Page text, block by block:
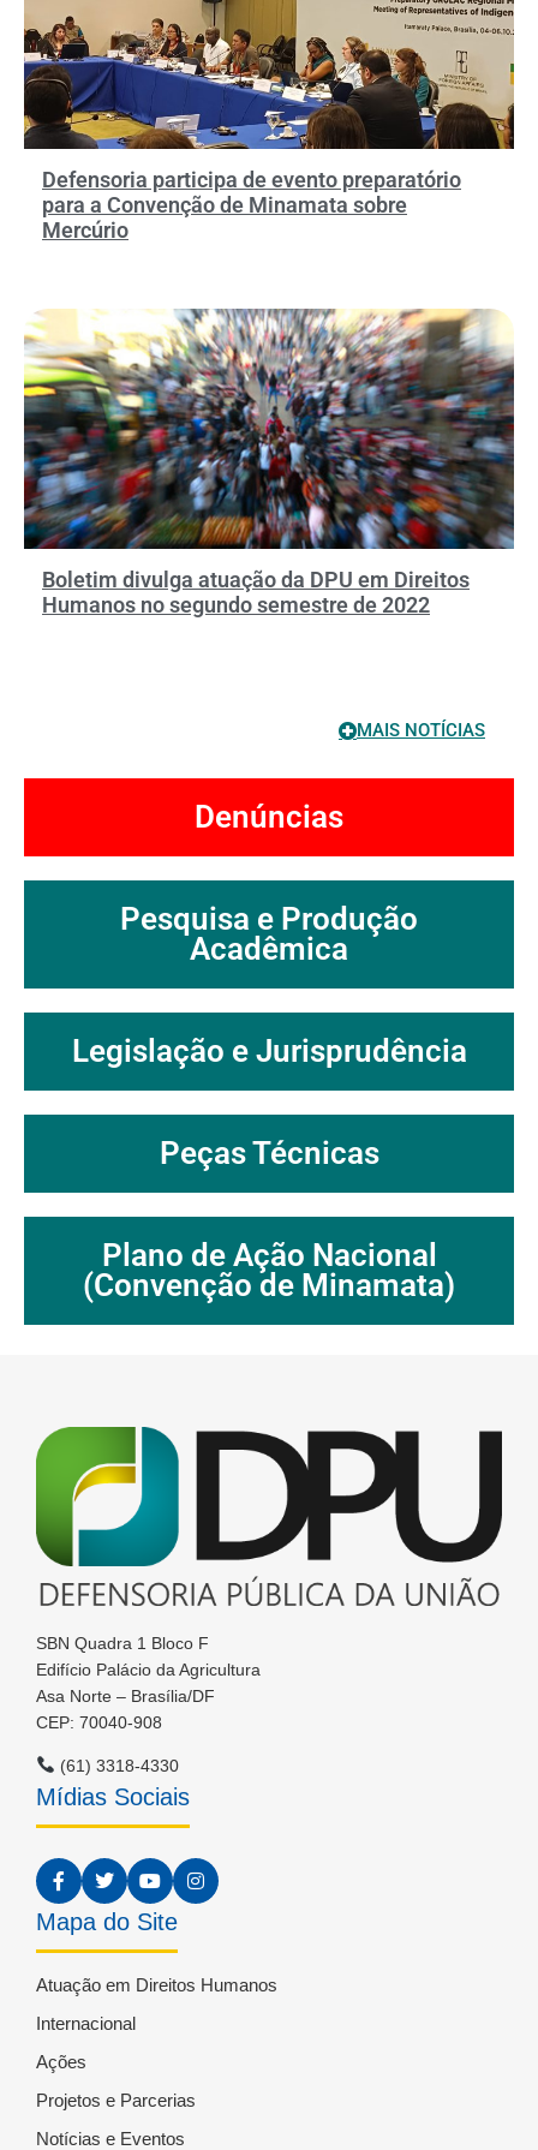
Defensoria participa de evento preparatório
para a Convenção de Minamata sobre
Mercúrio
Boletim divulga atuação da DPU em Direitos
Humanos no segundo semestre de 2022
MAIS NOTÍCIAS
Denúncias
Pesquisa e Produção
Acadêmica
Legislação e Jurisprudência
Peças Técnicas
Plano de Ação Nacional
(Convenção de Minamata)
SBN Quadra 1 Bloco F
Edifício Palácio da Agricultura
Asa Norte – Brasília/DF
CEP: 70040-908
(61) 3318-4330
Mídias Sociais
Mapa do Site
Atuação em Direitos Humanos
Internacional
Ações
Projetos e Parcerias
Notícias e Eventos